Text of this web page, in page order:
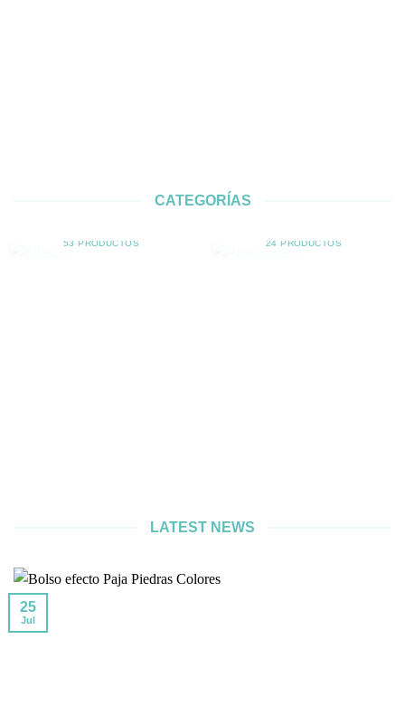
CATEGORÍAS
53 PRODUCTOS 24 PRODUCTOS
LATEST NEWS
25
Jul